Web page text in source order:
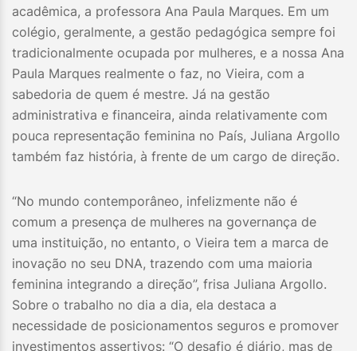
acadêmica, a professora Ana Paula Marques. Em um
colégio, geralmente, a gestão pedagógica sempre foi
tradicionalmente ocupada por mulheres, e a nossa Ana
Paula Marques realmente o faz, no Vieira, com a
sabedoria de quem é mestre. Já na gestão
administrativa e financeira, ainda relativamente com
pouca representação feminina no País, Juliana Argollo
também faz história, à frente de um cargo de direção.
“No mundo contemporâneo, infelizmente não é
comum a presença de mulheres na governança de
uma instituição, no entanto, o Vieira tem a marca de
inovação no seu DNA, trazendo com uma maioria
feminina integrando a direção”, frisa Juliana Argollo.
Sobre o trabalho no dia a dia, ela destaca a
necessidade de posicionamentos seguros e promover
investimentos assertivos: “O desafio é diário, mas de